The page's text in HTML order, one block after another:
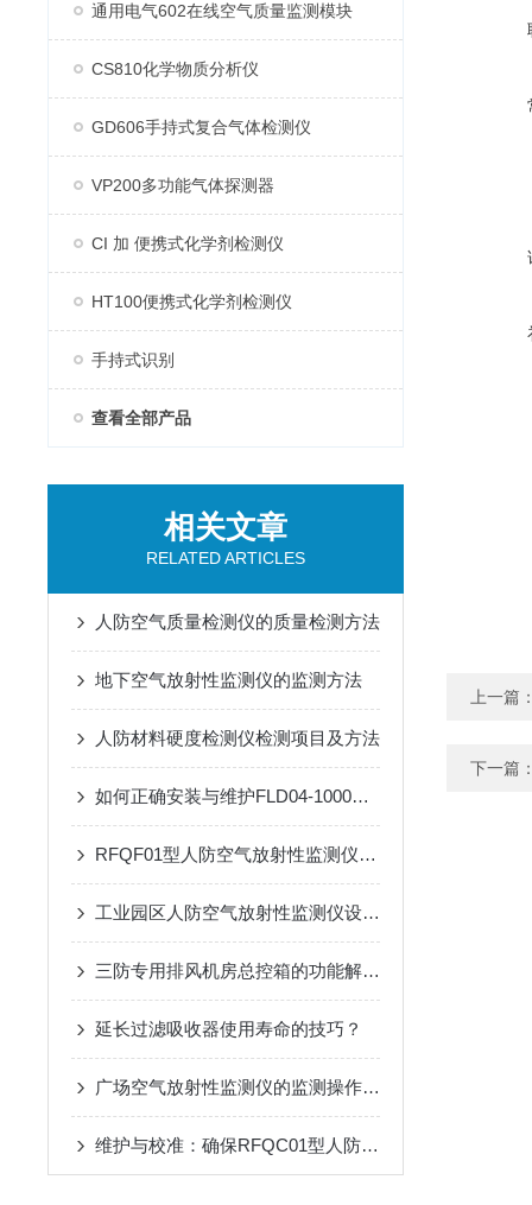
通用电气602在线空气质量监测模块
CS810化学物质分析仪
GD606手持式复合气体检测仪
VP200多功能气体探测器
CI 加 便携式化学剂检测仪
HT100便携式化学剂检测仪
手持式识别
查看全部产品
相关文章
RELATED ARTICLES
人防空气质量检测仪的质量检测方法
地下空气放射性监测仪的监测方法
人防材料硬度检测仪检测项目及方法
如何正确安装与维护FLD04-1000型过滤吸收器
RFQF01型人防空气放射性监测仪的安装与维护指南
工业园区人防空气放射性监测仪设备设施着色规定
三防专用排风机房总控箱的功能解析：高效排风与压差精准控制
延长过滤吸收器使用寿命的技巧？
广场空气放射性监测仪的监测操作方法
维护与校准：确保RFQC01型人防生物报警器长期有效
上一篇
下一篇